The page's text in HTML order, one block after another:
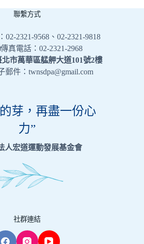
聯繫方式
02-2321-9568、02-2321-9818
傳真電話：02-2321-2968
北市萬華區艋舺大道101號2樓
郵件：twnsdpa@gmail.com
芽，再盡一份心
力”
人宏道運動發展基金會
社群連結